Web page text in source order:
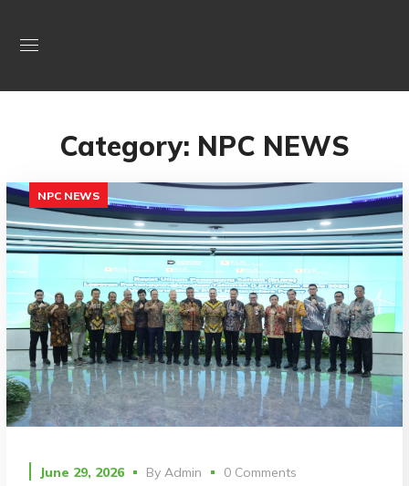
Category: NPC NEWS
NPC NEWS
June 29, 2026 ByAdmin 0 Comments